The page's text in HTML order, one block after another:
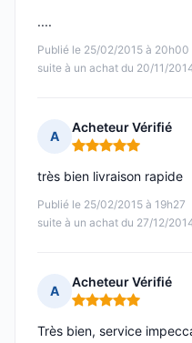
Publié le 25/02/2015 à 20h00
suite à un achat du 20/11/
....
A
Acheteur Vérifié
Note : 5 sur 5
Publié le 25/02/2015 à 19h27
suite à un achat du 27/12/
très bien livraison rapide
A
Acheteur Vérifié
Note : 5 sur 5
Très bien, service